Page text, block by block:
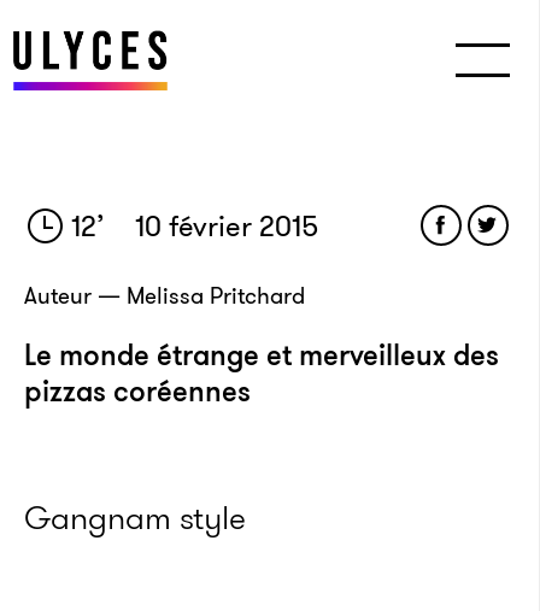
12’ 10 février 2015
Auteur — Melissa Pritchard
Le monde étrange et merveilleux des
pizzas coréennes
Gangnam style